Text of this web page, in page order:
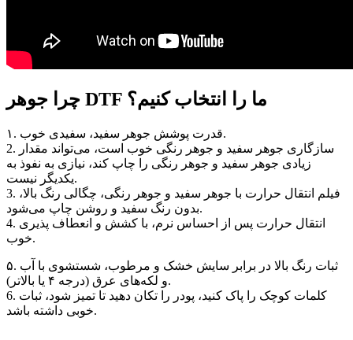
چرا جوهر DTF ما را انتخاب کنیم؟
۱. قدرت پوشش جوهر سفید، سفیدی خوب.
2. سازگاری جوهر سفید و جوهر رنگی خوب است، می‌تواند مقدار
زیادی جوهر سفید و جوهر رنگی را چاپ کند، نیازی به نفوذ به
یکدیگر نیست.
3. فیلم انتقال حرارت با جوهر سفید و جوهر رنگی، چگالی رنگ بالا،
بدون رنگ سفید و روشن چاپ می‌شود.
4. انتقال حرارت پس از احساس نرم، با کشش و انعطاف پذیری
خوب.
۵. ثبات رنگ بالا در برابر سایش خشک و مرطوب، شستشوی با آب
و لکه‌های عرق (درجه ۴ یا بالاتر).
6. کلمات کوچک را پاک کنید، پودر را تکان دهید تا تمیز شود، ثبات
خوبی داشته باشد.